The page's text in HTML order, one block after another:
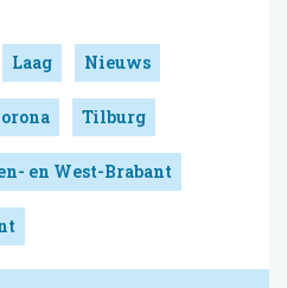
Laag Nieuws
Tilburg
en West-Brabant